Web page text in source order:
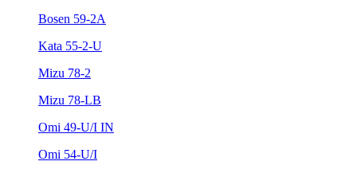
Bosen 59-2A
Kata 55-2-U
Mizu 78-2
Mizu 78-LB
Omi 49-U/I IN
Omi 54-U/I